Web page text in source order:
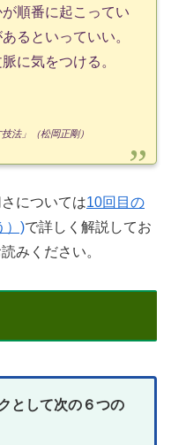
順番に起こってい
るといっていい。
に気をつける。
法」（松岡正剛）
については10回目の
）)で詳しく解説してお
みください。
として次の６つの